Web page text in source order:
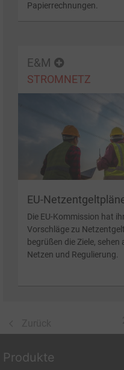
Papierrechnungen.
E&M
STROMNETZ
EU-
Die EU-Kommission hat
Vorschläge zu
begrüßen die Ziele,
Netzen und Regulierung.
Produkte